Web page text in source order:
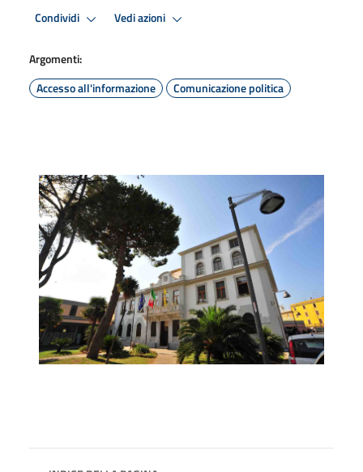
Condividi Vedi azioni
Argomenti:
Accesso all'informazione
Comunicazione politica